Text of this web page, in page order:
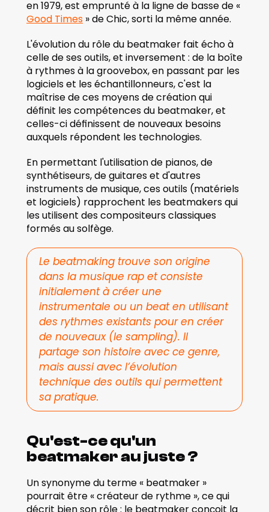
Good Times » de Chic, sorti la même année.
L'évolution du rôle du beatmaker fait écho à
celle de ses outils, et inversement : de la boîte
à rythmes à la groovebox, en passant par les
logiciels et les échantillonneurs, c'est la
maîtrise de ces moyens de création qui
définit les compétences du beatmaker, et
celles-ci définissent de nouveaux besoins
auxquels répondent les technologies.
En permettant l'utilisation de pianos, de
synthétiseurs, de guitares et d'autres
instruments de musique, ces outils (matériels
et logiciels) rapprochent les beatmakers qui
les utilisent des compositeurs classiques
formés au solfège.
Le beatmaking trouve son origine
dans la musique rap et consiste
initialement à créer une
instrumentale ou un beat en utilisant
des rythmes existants pour en créer
de nouveaux (le sampling). Il
partage son histoire avec ce genre,
mais aussi avec l’évolution
technique des outils qui permettent
sa pratique.
Qu'est-ce qu'un
beatmaker au juste ?
Un synonyme du terme « beatmaker »
pourrait être « créateur de rythme », ce qui